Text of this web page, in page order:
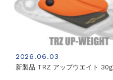
2026.06.03
新製品 TRZ アップウエイト 30g